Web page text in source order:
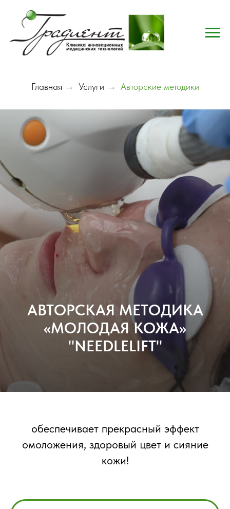
Главная → Услуги → Авторские методики
АВТОРСКАЯ МЕТОДИКА
«МОЛОДАЯ КОЖА»
"NEEDLELIFT"
обеспечивает прекрасный эффект
омоложения, здоровый цвет и сияние
кожи!